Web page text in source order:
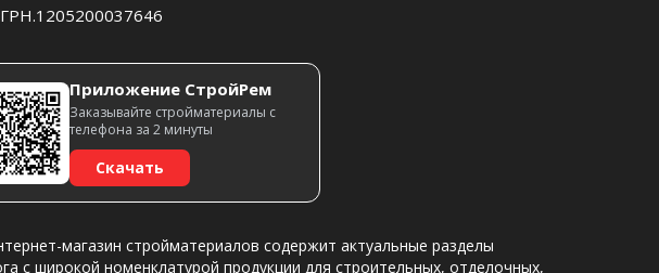
Приложение СтройРем
Заказывайте стройматериалы с
телефона за 2 минуты
Скачать
магазин стройматериалов содержит актуальные разделы
с широкой номенклатурой продукции для строительных, отделочных,